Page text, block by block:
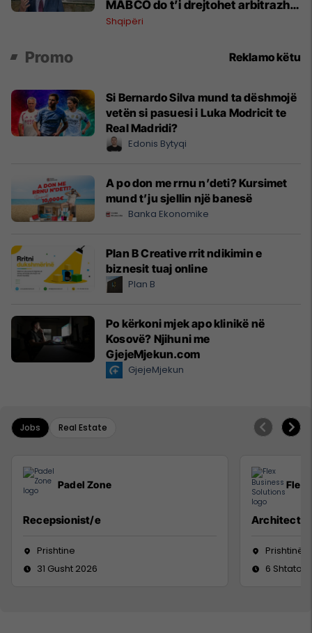
MABCO do t’i drejtohet arbitrazhit
ndërkombëtar
Shqipëri
Promo Reklamo këtu
Si Bernardo Silva mund ta dëshmojë
vetën si pasuesi i Luka Modricit te
Real Madridi?
Edonis Bytyqi
A po don me rrnu n’deti? Kursimet
mund t’ju sjellin një banesë
Banka Ekonomike
Plan B Creative rrit ndikimin e
biznesit tuaj online
Plan B
Po kërkoni mjek apo klinikë në
Kosovë? Njihuni me
GjejeMjekun.com
GjejeMjekun
Jobs Real Estate
Padel Zone
Recepsionist/e
Prishtine
31 Gusht 2026
Flex
Architect
Prishtinë
6 Shtator